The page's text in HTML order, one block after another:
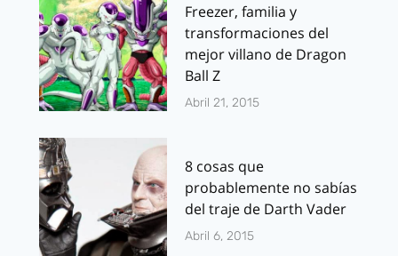
Freezer, familia y
transformaciones del
mejor villano de Dragon
Ball Z
Abril 21, 2015
8 cosas que
probablemente no sabías
del traje de Darth Vader
Abril 6, 2015